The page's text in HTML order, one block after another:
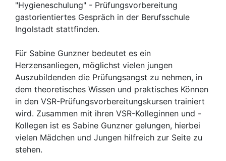
"Hygieneschulung" - Prüfungsvorbereitung
gastorientiertes Gespräch in der Berufsschule
Ingolstadt stattfinden.
Für Sabine Gunzner bedeutet es ein
Herzensanliegen, möglichst vielen jungen
Auszubildenden die Prüfungsangst zu nehmen, in
dem theoretisches Wissen und praktisches Können
in den VSR-Prüfungsvorbereitungskursen trainiert
wird. Zusammen mit ihren VSR-Kolleginnen und -
Kollegen ist es Sabine Gunzner gelungen, hierbei
vielen Mädchen und Jungen hilfreich zur Seite zu
stehen.